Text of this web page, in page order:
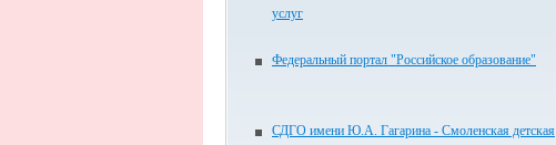
услуг
Федеральный портал "Российское образование"
СДГО имени Ю.А. Гагарина - Смоленская детская